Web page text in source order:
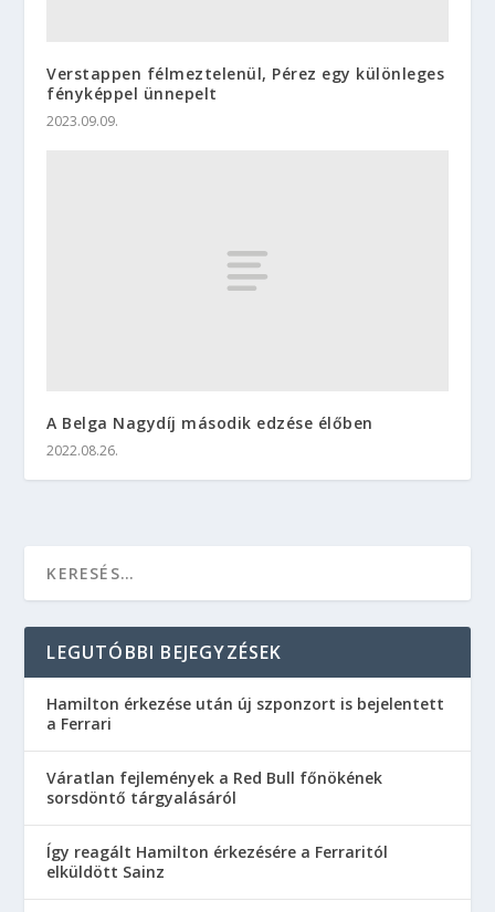
Verstappen félmeztelenül, Pérez egy különleges
fényképpel ünnepelt
2023.09.09.
A Belga Nagydíj második edzése élőben
2022.08.26.
LEGUTÓBBI BEJEGYZÉSEK
Hamilton érkezése után új szponzort is bejelentett
a Ferrari
Váratlan fejlemények a Red Bull főnökének
sorsdöntő tárgyalásáról
Így reagált Hamilton érkezésére a Ferraritól
elküldött Sainz